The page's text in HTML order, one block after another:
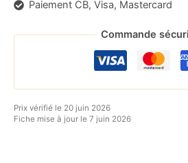
Paiement CB, Visa, Mastercard
Commande
Prix vérifié le 20 juin 2026
Fiche mise à jour le 7 juin 2026